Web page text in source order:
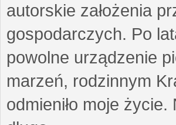
autorskie założenia
gospodarczych. Po
powolne urządzenie
marzeń, rodzinnym
odmieniło moje